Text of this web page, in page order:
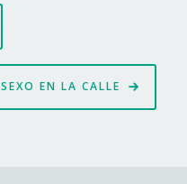
SEXO EN LA CALLE